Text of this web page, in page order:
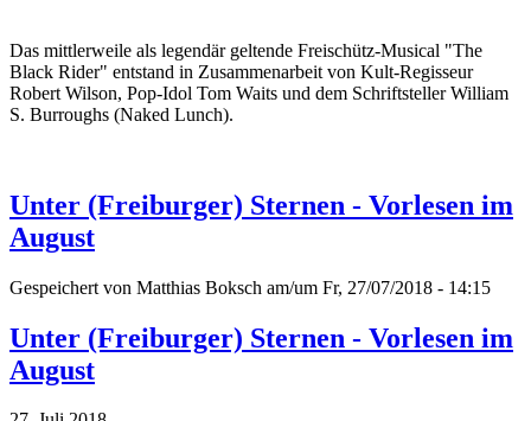
Das mittlerweile als legendär geltende Freischütz-Musical "The
Black Rider" entstand in Zusammenarbeit von Kult-Regisseur
Robert Wilson, Pop-Idol Tom Waits und dem Schriftsteller William
S. Burroughs (Naked Lunch).
Unter (Freiburger) Sternen - Vorlesen im
August
Gespeichert von Matthias Boksch am/um Fr, 27/07/2018 - 14:15
Unter (Freiburger) Sternen - Vorlesen im
August